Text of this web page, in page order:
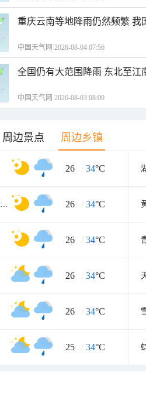
重庆云南等地降雨仍然频繁 我
中国天气网 2026-08-04 07:56
全国仍有大范围降雨 东北至江
中国天气网 2026-08-03 08:00
周边景点 周边乡镇
26 / 34°C
淮河社区行政事务管理中心 26 / 34°C
26 / 34°C
26 / 34°C
26 / 34°C
25 / 34°C